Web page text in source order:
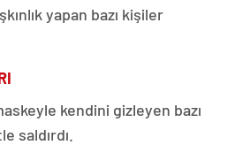
yapan bazı kişiler
kendini gizleyen bazı
saldırdı.